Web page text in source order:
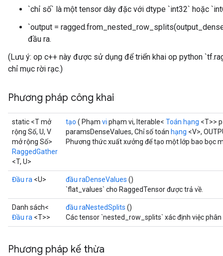
`chỉ số` là một tensor dày đặc với dtype `int32` hoặc
`output =
đầu ra.
(Lưu ý: op c++ ​​này được sử dụng để triển khai op python
chỉ mục rời rạc.)
Phương pháp công khai
static <T mở
rộng Số, U, V
mở rộng Số>
RaggedGather
<T, U>
tạo ( Phạm vi phạm vi, Iterable< Toán hạng <T>>
paramsDenseValues, Chỉ số toán hạng <V>,
Phương thức xuất xưởng để tạo một lớp bao bọc
Đầu ra <U> đầu raDenseValues ​​()
`flat_values` cho RaggedTensor được trả về.
Danh sách<
Đầu ra <T>>
đầu raNestedSplits ()
Các tensor `nested_row_splits` xác định việc
Phương pháp kế thừa